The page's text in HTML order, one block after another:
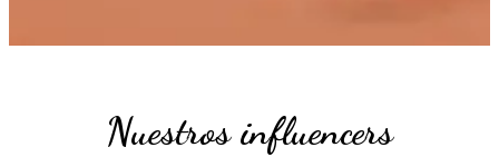
Nuestros influencers